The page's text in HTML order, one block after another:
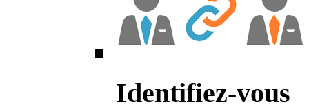
Identifiez-vous